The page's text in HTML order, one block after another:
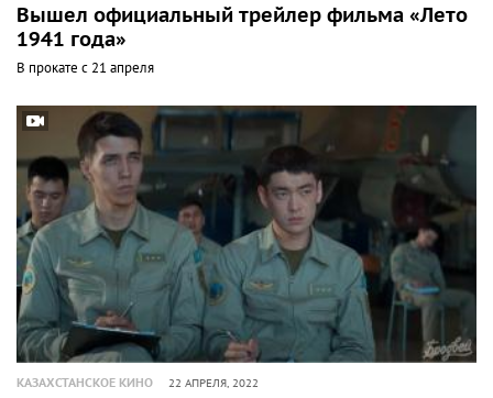
Вышел официальный трейлер фильма «Лето
1941 года»
В прокате с 21 апреля
КАЗАХСТАНСКОЕ КИНО 22 АПРЕЛЯ, 2022